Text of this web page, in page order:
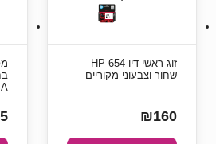
זוג ראשי דיו HP 654
שחור וצבעוני מקוריים
₪160